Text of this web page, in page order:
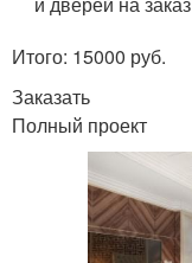
Итого: 15000 руб.
Заказать
Полный проект